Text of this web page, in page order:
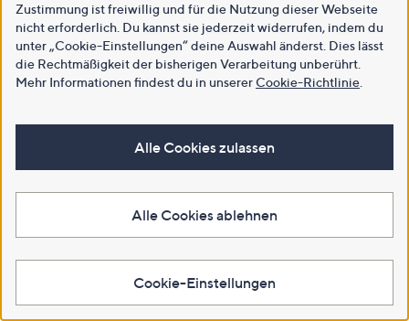
Zustimmung ist freiwillig und für die Nutzung dieser Webseite
nicht erforderlich. Du kannst sie jederzeit widerrufen, indem du
unter „Cookie-Einstellungen“ deine Auswahl änderst. Dies lässt
die Rechtmäßigkeit der bisherigen Verarbeitung unberührt.
Mehr Informationen findest du in unsererCookie-Richtlinie
Alle Cookies zulassen
Alle Cookies ablehnen
Cookie-Einstellungen